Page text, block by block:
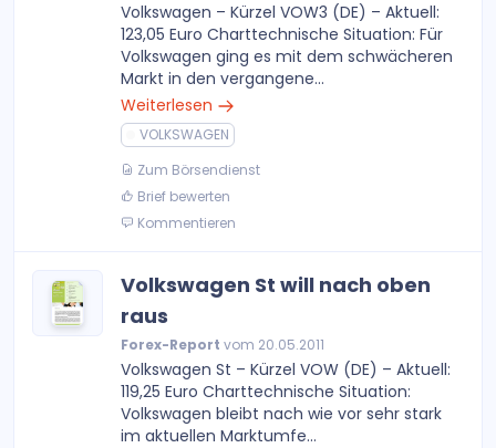
Volkswagen – Kürzel VOW3 (DE) – Aktuell:
123,05 Euro Charttechnische Situation: Für
Volkswagen ging es mit dem schwächeren
Markt in den vergangene...
Weiterlesen
VOLKSWAGEN
Zum Börsendienst
Brief bewerten
Kommentieren
Volkswagen St will nach oben
raus
Forex-Report vom 20.05.2011
Volkswagen St – Kürzel VOW (DE) – Aktuell:
119,25 Euro Charttechnische Situation:
Volkswagen bleibt nach wie vor sehr stark
im aktuellen Marktumfe...